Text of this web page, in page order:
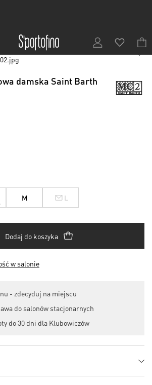
damska Saint Barth
M L
Dodaj do koszyka
w salonie
- zdecyduj na miejscu
do salonów stacjonarnych
do 30 dni dla Klubowiczów